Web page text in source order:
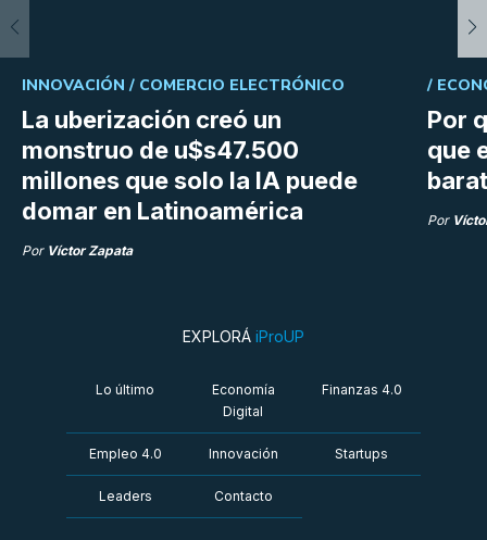
La uberización creó un
monstruo de u$s47.500
millones que solo la IA puede
domar en Latinoamérica
INNOVACIÓN / COMERCIO ELECTRÓNICO
Por Víctor Zapata
Por
que
/
Por
EXPLORÁ iProUP
Lo último
Economía
Digital
Finanzas 4.0
Empleo 4.0 Innovación Startups
Leaders Contacto